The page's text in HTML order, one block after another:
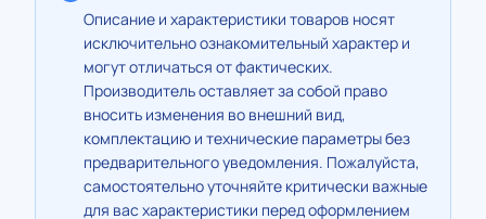
Описание и характеристики товаров носят
исключительно ознакомительный характер и
могут отличаться от фактических.
Производитель оставляет за собой право
вносить изменения во внешний вид,
комплектацию и технические параметры без
предварительного уведомления. Пожалуйста,
самостоятельно уточняйте критически важные
для вас характеристики перед оформлением